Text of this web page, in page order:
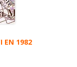
EN 1982